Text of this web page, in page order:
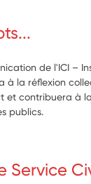
de l'ICI –
à la réflexion
et contribuera à
publics.
Service